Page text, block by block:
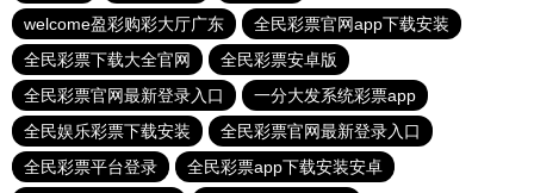
welcome盈彩购彩大厅广东
全民彩票官网app下载安装
全民彩票下载大全官网
全民彩票安卓版
全民彩票官网最新登录入口
一分大发系统彩票app
全民娱乐彩票下载安装
全民彩票官网最新登录入口
全民彩票平台登录
全民彩票app下载安装安卓